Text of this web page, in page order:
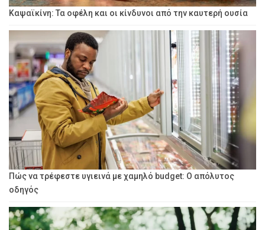
Καψαϊκίνη: Τα οφέλη και οι κίνδυνοι από την καυτερή ουσία
Πώς να τρέφεστε υγιεινά με χαμηλό budget: Ο απόλυτος
οδηγός